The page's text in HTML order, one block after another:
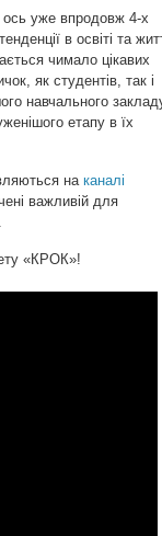
ось уже впродовж 4-х
в освіті та
чимало цікавих
як студентів, так і
навчального
етапу в їх
наканалі
важливій для
«КРОК»!